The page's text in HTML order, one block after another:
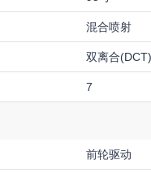
混合喷射
双离合(DCT)
7
前轮驱动